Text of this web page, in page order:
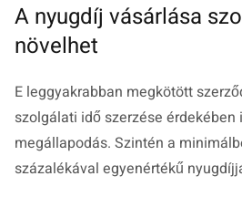
A nyugdíj vásárlása
növelhet
E leggyakrabban megkötött
szolgálati idő szerzése érdekében
megállapodás. Szintén a
százalékával egyenértékű